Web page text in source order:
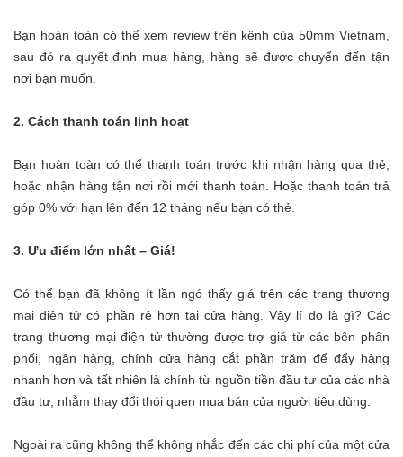
Bạn hoàn toàn có thể xem review trên kênh của 50mm Vietnam,
sau đó ra quyết định mua hàng, hàng sẽ được chuyển đến tận
nơi bạn muốn.
2. Cách thanh toán linh hoạt
Bạn hoàn toàn có thể thanh toán trước khi nhận hàng qua thẻ,
hoặc nhận hàng tận nơi rồi mới thanh toán. Hoặc thanh toán trả
góp 0% với hạn lên đến 12 tháng nếu bạn có thẻ.
3. Ưu điểm lớn nhất – Giá!
Có thể bạn đã không ít lần ngó thấy giá trên các trang thương
mại điện tử có phần rẻ hơn tại cửa hàng. Vậy lí do là gì? Các
trang thương mại điện tử thường được trợ giá từ các bên phân
phối, ngân hàng, chính cửa hàng cắt phần trăm để đẩy hàng
nhanh hơn và tất nhiên là chính từ nguồn tiền đầu tư của các nhà
đầu tư, nhằm thay đổi thói quen mua bán của người tiêu dùng.
Ngoài ra cũng không thể không nhắc đến các chi phí của một cửa